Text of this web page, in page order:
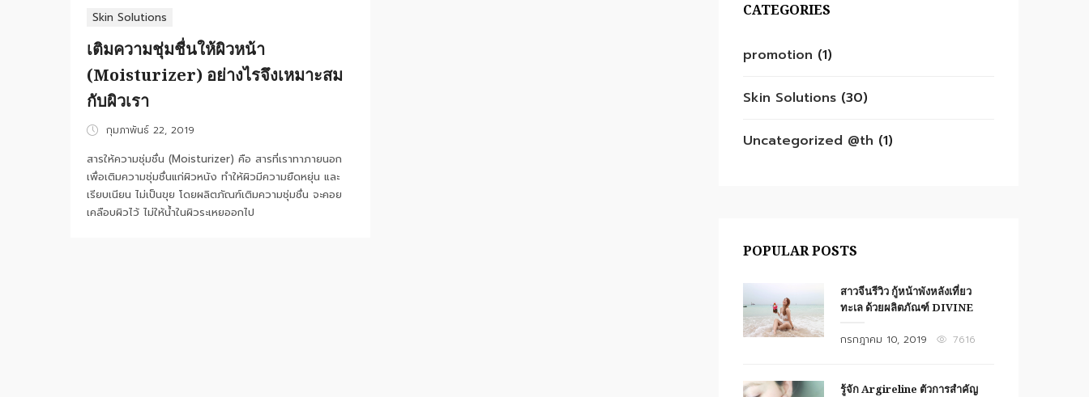
Skin Solutions
เติมความชุ่มชื่นให้ผิวหน้า
(Moisturizer) อย่างไรจึงเหมาะสม
กับผิวเรา
Posted
กุมภาพันธ์ 22, 2019
สารให้ความชุ่มชื่น (Moisturizer) คือ สารที่เราทาภายนอก
เพื่อเติมความชุ่มชื่นแก่ผิวหนัง ทำให้ผิวมีความยืดหยุ่น และ
เรียบเนียน ไม่เป็นขุย โดยผลิตภัณฑ์เติมความชุ่มชื่น จะคอย
เคลือบผิวไว้ ไม่ให้น้ำในผิวระเหยออกไป
CATEGORIES
promotion (1)
Skin Solutions (30)
Uncategorized @th (1)
POPULAR POSTS
สาวจีนรีวิว กู้หน้าพังหลังเที่ยว
ทะเล ด้วยผลิตภัณฑ์ DIVINE
Posted
กรกฎาคม 10, 2019 7616
รู้จัก Argireline ตัวการสำคัญ